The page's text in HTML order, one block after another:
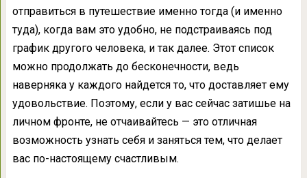
отправиться в путешествие именно тогда (и именно
туда), когда вам это удобно, не подстраиваясь под
график другого человека, и так далее. Этот список
можно продолжать до бесконечности, ведь
наверняка у каждого найдется то, что доставляет ему
удовольствие. Поэтому, если у вас сейчас затишье на
личном фронте, не отчаивайтесь — это отличная
возможность узнать себя и заняться тем, что делает
вас по-настоящему счастливым.